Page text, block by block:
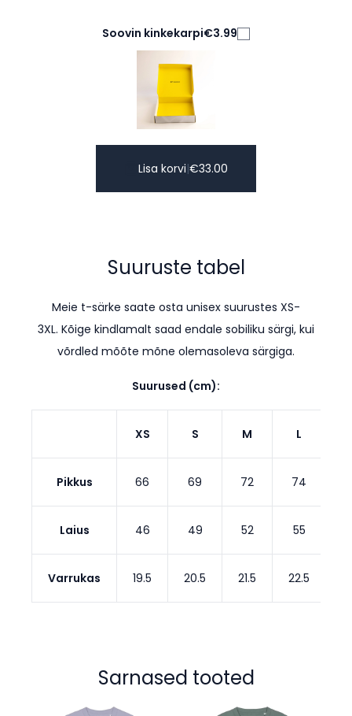
Soovin kinkekarpi€3.99
Lisa korvi|€33.00
Suuruste tabel
Meie t-särke saate osta unisex suurustes XS-
3XL. Kõige kindlamalt saad endale sobiliku särgi, kui
võrdled mõõte mõne olemasoleva särgiga.
Suurused (cm):
XS S M L
Pikkus 66 69 72 74
Laius 46 49 52 55
Varrukas 19.5 20.5 21.5 22.5
Sarnased tooted